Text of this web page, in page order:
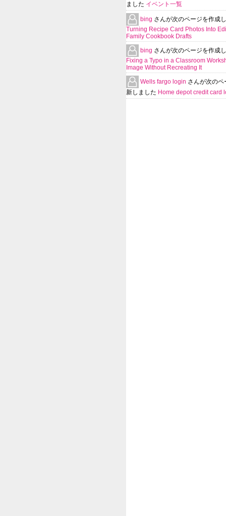
ました イベント一覧
bing さんが次のページを作成
Turning Recipe Card Photos Into
Family Cookbook Drafts
bing さんが次のページを作成
Fixing a Typo in a Classroom
Image Without Recreating It
Wells fargo login さんが次のペ
新しました Home depot credit card